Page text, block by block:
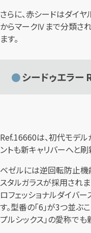
さらに、赤シードはダイ
からマークⅣまで分類さ
ます。
シードゥエラー
Ref.16660は、初代モデ
ントも新キャリバーへと
ベゼルには逆回転防止機
スタルガラスが採用され
ロフェッショナルダイバ
す。型番の「6」が3つ並ぶ
プルシックス」の愛称でも